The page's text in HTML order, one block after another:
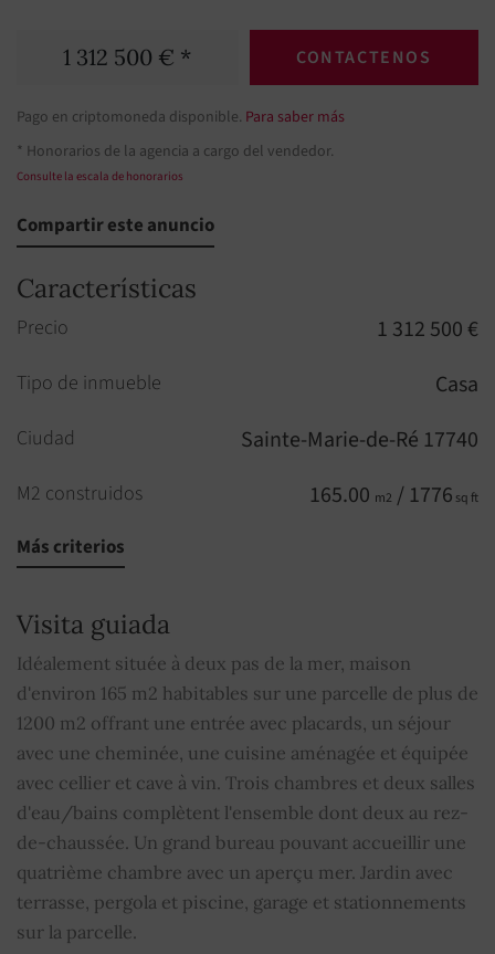
1 312 500 € * CONTACTENOS
Pago en criptomoneda disponible. Para saber más
* Honorarios de la agencia a cargo del vendedor.
Consulte la escala de honorarios
Compartir este anuncio
Características
Precio 1 312 500 €
Tipo de inmueble Casa
Ciudad Sainte-Marie-de-Ré 17740
M2 construidos 165.00 m2 / 1776 sq ft
Habitaciones
Piso
Aseo
Piscina
Bien sujeto al régimen de copropiedad NO
Cuota media de los gastos comunes
Más criterios
Visita guiada
Idéalement située à deux pas de la mer, maison
d'environ 165 m2 habitables sur une parcelle de plus de
1200 m2 offrant une entrée avec placards, un séjour
avec une cheminée, une cuisine aménagée et équipée
avec cellier et cave à vin. Trois chambres et deux salles
d'eau/bains complètent l'ensemble dont deux au rez-
de-chaussée. Un grand bureau pouvant accueillir une
quatrième chambre avec un aperçu mer. Jardin avec
terrasse, pergola et piscine, garage et stationnements
sur la parcelle.